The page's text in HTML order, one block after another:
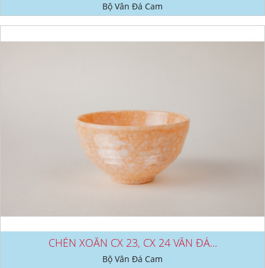
Bộ Vân Đá Cam
CHÉN XOẮN CX 23, CX 24 VÂN ĐÁ...
Bộ Vân Đá Cam